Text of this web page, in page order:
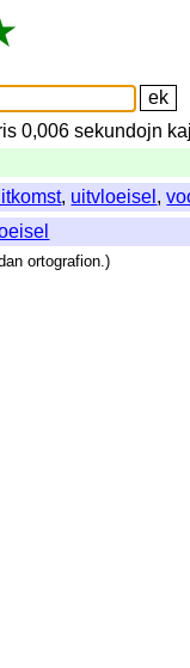
0,006sekundojn
, uitvloeisel ,
ortografion.)